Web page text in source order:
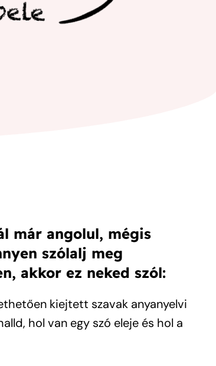
már angolul, mégis
szólalj meg
akkor ez neked szól:
kiejtett szavak anyanyelvi
hol van egy szó eleje és hol a